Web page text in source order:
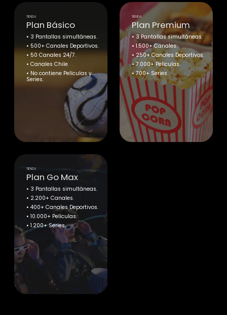
TIENDA
Plan Básico
• 3 Pantallas simultáneas.
• 500+ Canales Deportivos.
• 50 Canales 24/7.
• Canales Chile
• No contiene Películas y
Series.
TIENDA
Plan Premium
• 3 Pantallas simultáneas.
• 1.500+ Canales.
• 250+ Canales Deportivos.
• 7.000+ Películas.
• 700+ Series.
TIENDA
Plan Go Max
• 3 Pantallas simultáneas.
• 2.200+ Canales.
• 400+ Canales Deportivos.
• 10.000+ Películas.
• 1.200+ Series.